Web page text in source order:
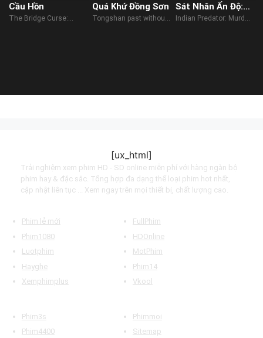
Cầu Hồn
The Bridge Curse:
Quá Khứ Đồng Sơn
Tongshan past without
Sát Nhân Ấn Độ:
Án Mạng Trong
Indian Predator: Murder